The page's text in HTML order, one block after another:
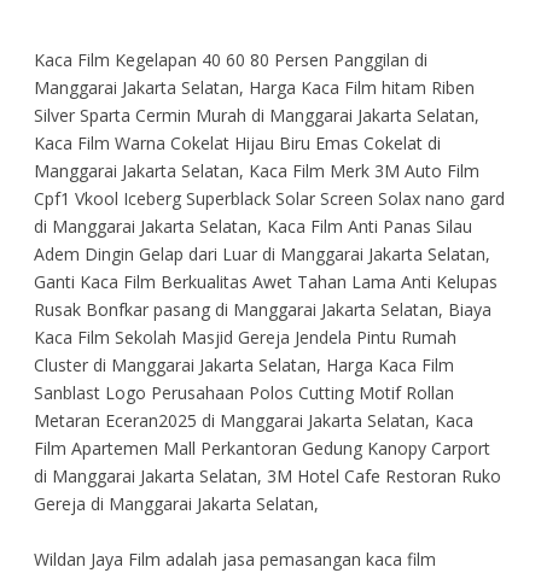
Kaca Film Kegelapan 40 60 80 Persen Panggilan di
Manggarai Jakarta Selatan, Harga Kaca Film hitam Riben
Silver Sparta Cermin Murah di Manggarai Jakarta Selatan,
Kaca Film Warna Cokelat Hijau Biru Emas Cokelat di
Manggarai Jakarta Selatan, Kaca Film Merk 3M Auto Film
Cpf1 Vkool Iceberg Superblack Solar Screen Solax nano gard
di Manggarai Jakarta Selatan, Kaca Film Anti Panas Silau
Adem Dingin Gelap dari Luar di Manggarai Jakarta Selatan,
Ganti Kaca Film Berkualitas Awet Tahan Lama Anti Kelupas
Rusak Bonfkar pasang di Manggarai Jakarta Selatan, Biaya
Kaca Film Sekolah Masjid Gereja Jendela Pintu Rumah
Cluster di Manggarai Jakarta Selatan, Harga Kaca Film
Sanblast Logo Perusahaan Polos Cutting Motif Rollan
Metaran Eceran2025 di Manggarai Jakarta Selatan, Kaca
Film Apartemen Mall Perkantoran Gedung Kanopy Carport
di Manggarai Jakarta Selatan, 3M Hotel Cafe Restoran Ruko
Gereja di Manggarai Jakarta Selatan,
Wildan Jaya Film adalah jasa pemasangan kaca film